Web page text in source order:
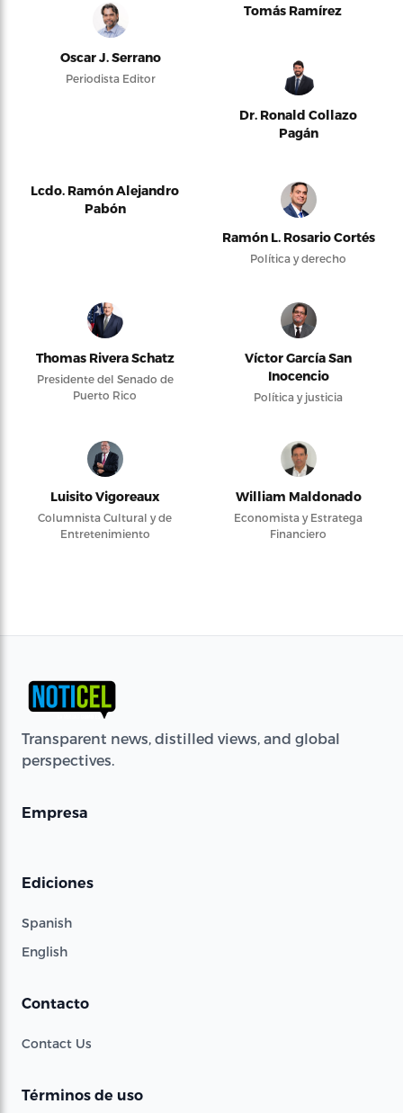
Oscar J. Serrano
Periodista Editor
Tomás Ramírez
Dr. Ronald Collazo
Pagán
Lcdo. Ramón Alejandro
Pabón
Ramón L. Rosario Cortés
Política y derecho
Thomas Rivera Schatz
Presidente del Senado de
Puerto Rico
Víctor García San
Inocencio
Política y justicia
Luisito Vigoreaux
Columnista Cultural y de
Entretenimiento
William Maldonado
Economista y Estratega
Financiero
Transparent news, distilled views, and global
perspectives.
Empresa
Ediciones
Spanish
English
Contacto
Contact Us
Términos de uso